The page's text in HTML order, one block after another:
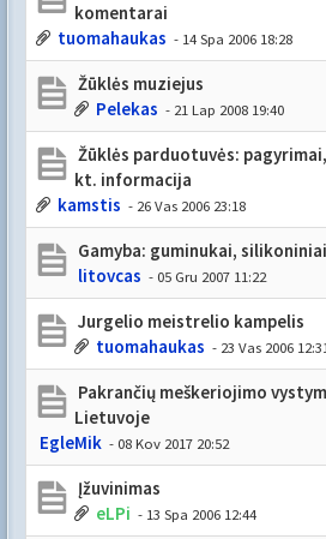
komentarai
tuomahaukas - 14 Spa 2006 18:28
Žūklės muziejus
Pelekas - 21 Lap 2008 19:40
Žūklės parduotuvės:
kt. informacija
kamstis - 26 Vas 2006 23:18
Gamyba: guminukai,
litovcas - 05 Gru 2007 11:22
Jurgelio meistrelio kampelis
tuomahaukas - 23 Vas 2006 12:31
Pakrančių meškeriojimo
Lietuvoje
EgleMik - 08 Kov 2017 20:52
Įžuvinimas
eLPi - 13 Spa 2006 12:44